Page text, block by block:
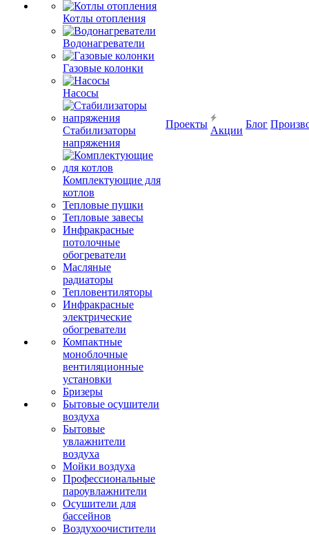
Котлы отопления
Водонагреватели
Газовые колонки
Насосы
Стабилизаторы
напряжения
Комплектующие для
котлов
Тепловые пушки
Тепловые завесы
Инфракрасные
потолочные
обогреватели
Масляные
радиаторы
Тепловентиляторы
Инфракрасные
электрические
обогреватели
Компактные
моноблочные
вентиляционные
установки
Бризеры
Бытовые осушители
воздуха
Бытовые
увлажнители
воздуха
Мойки воздуха
Профессиональные
пароувлажнители
Осушители для
бассейнов
Воздухоочистители
Проекты
Акции
Блог